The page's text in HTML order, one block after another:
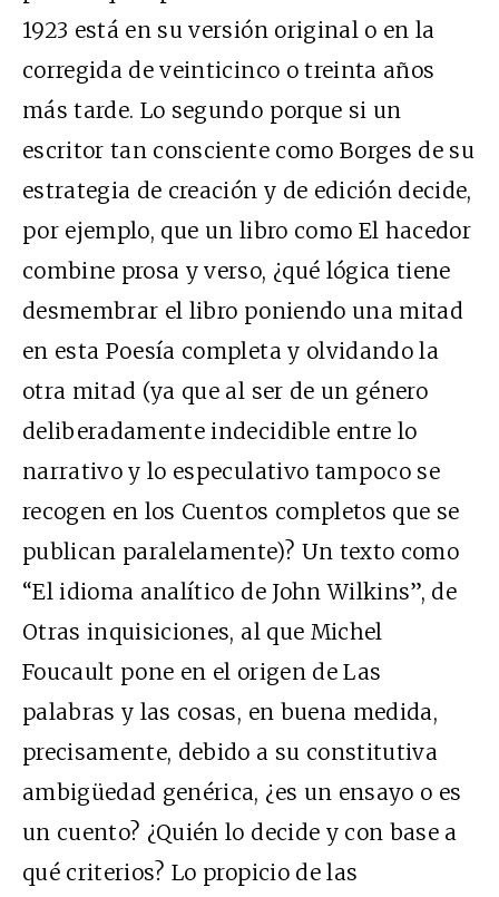
1923 está en su versión original o en la
corregida de veinticinco o treinta años
más tarde. Lo segundo porque si un
escritor tan consciente como Borges de su
estrategia de creación y de edición decide,
por ejemplo, que un libro como El hacedor
combine prosa y verso, ¿qué lógica tiene
desmembrar el libro poniendo una mitad
en esta Poesía completa y olvidando la
otra mitad (ya que al ser de un género
deliberadamente indecidible entre lo
narrativo y lo especulativo tampoco se
recogen en los Cuentos completos que se
publican paralelamente)? Un texto como
“El idioma analítico de John Wilkins”, de
Otras inquisiciones, al que Michel
Foucault pone en el origen de Las
palabras y las cosas, en buena medida,
precisamente, debido a su constitutiva
ambigüedad genérica, ¿es un ensayo o es
un cuento? ¿Quién lo decide y con base a
qué criterios? Lo propicio de las